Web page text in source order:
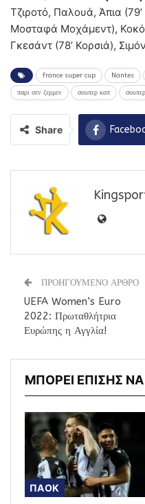
Τζιροτό, Παλουά, Άπια
Μοσταφά Μοχάμεντ),
Γκεσάντ (78’ Κορσιά),
france super cup Nantes
παρι σεν ζερμεν σουπερ καπ
Share
ΠΡΟΗΓΟΥΜΕΝΟ ΑΡΘΡΟ
UEFA Women’s Euro
2022: Πρωταθλήτρια
Ευρώπης η Αγγλία!
ΜΠΟΡΕΙ ΕΠΙΣΗΣ ΝΑ
ΠΑΟΚ